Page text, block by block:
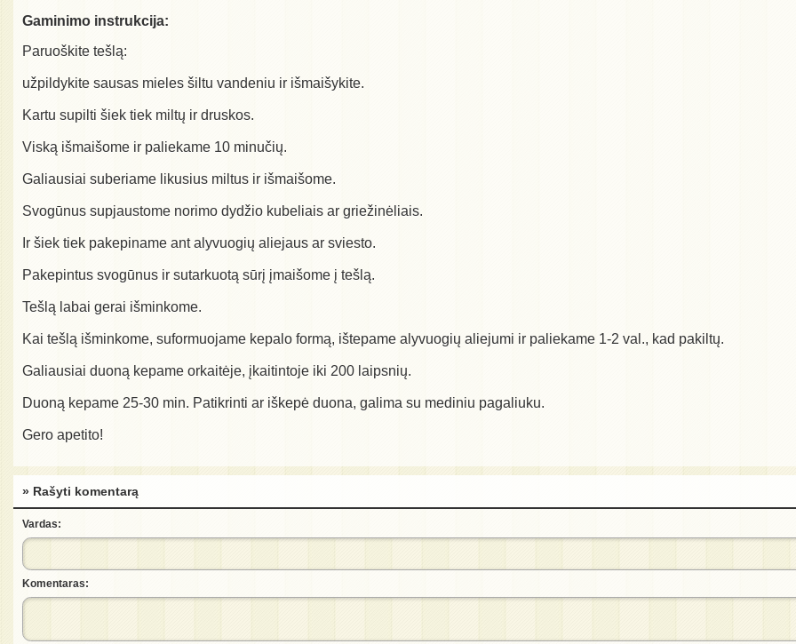
Gaminimo instrukcija:
Paruoškite tešlą:
užpildykite sausas mieles šiltu vandeniu ir išmaišykite.
Kartu supilti šiek tiek miltų ir druskos.
Viską išmaišome ir paliekame 10 minučių.
Galiausiai suberiame likusius miltus ir išmaišome.
Svogūnus supjaustome norimo dydžio kubeliais ar griežinėliais.
Ir šiek tiek pakepiname ant alyvuogių aliejaus ar sviesto.
Pakepintus svogūnus ir sutarkuotą sūrį įmaišome į tešlą.
Tešlą labai gerai išminkome.
Kai tešlą išminkome, suformuojame kepalo formą, ištepame alyvuogių aliejumi ir paliekame 1-2 val., kad pakiltų.
Galiausiai duoną kepame orkaitėje, įkaitintoje iki 200 laipsnių.
Duoną kepame 25-30 min. Patikrinti ar iškepė duona, galima su mediniu pagaliuku.
Gero apetito!
» Rašyti komentarą
Vardas:
Komentaras: